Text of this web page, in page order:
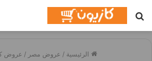
عن
الرئيسية / عروض مصر / عروض